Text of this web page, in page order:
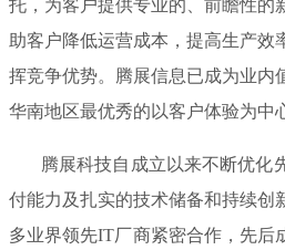
托，为客户提供专业的、前瞻性的
助客户降低运营成本，提高生产效
挥竞争优势。腾展信息已成为业内
华南地区最优秀的以客户体验为中
腾展科技自成立以来不断优化
付能力及扎实的技术储备和持续创
多业界领先IT厂商紧密合作，先后